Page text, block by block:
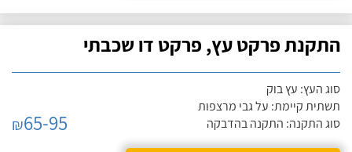
התקנת פרקט עץ, פרקט דו שכבתי
סוג העץ: עץ בוק
תשתית קיימת: על גבי מרצפות
סוג התקנה: התקנה בהדבקה
₪65-95